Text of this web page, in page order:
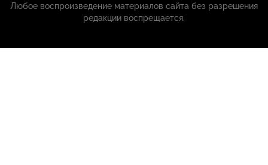
Любое воспроизведение материалов сайта без разрешения
редакции воспрещается.